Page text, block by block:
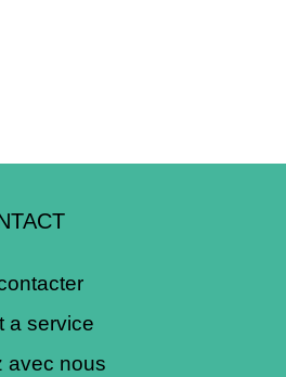
a service
avec nous